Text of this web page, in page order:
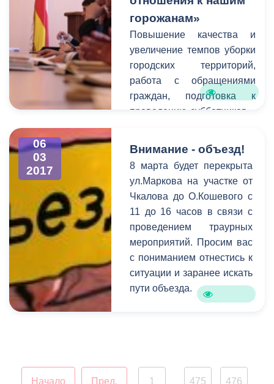
-ул.Армянская- пр.Мира(
левая сторона)
Также будет
приостановлено
движение трамвая по
пр.Мира.
горожанам»
Повышение качества и
увеличение темпов уборки
городских территорий,
работа с обращениями
граждан, подготовка к
проведению субботников –
расширенном аппаратном
совещании в столичной
администрации под
председательством Бориса
Албегова.
06
03
2017
Внимание - объезд!
8 марта будет перекрыта
ул.Маркова на участке от
Чкалова до О.Кошевого с
11 до 16 часов в связи с
проведением траурных
мероприятий. Просим вас
с пониманием отнестись к
ситуации и заранее искать
пути объезда.
Начало Пред.
1
475 476